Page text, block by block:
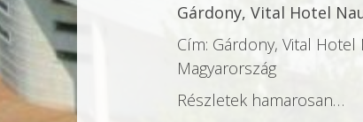
Gárdony, Vital Hotel
Cím: Gárdony, Vital
Magyarország
Részletek hamarosan…